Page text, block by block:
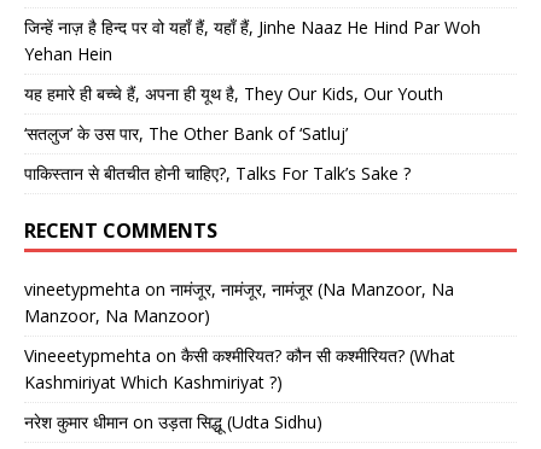
जिन्हें नाज़ है हिन्द पर वो यहाँ हैं, यहाँ हैं, Jinhe Naaz He Hind Par Woh
Yehan Hein
यह हमारे ही बच्चे हैं, अपना ही यूथ है, They Our Kids, Our Youth
‘सतलुज’ के उस पार, The Other Bank of ‘Satluj’
पाकिस्तान से बीतचीत होनी चाहिए?, Talks For Talk’s Sake ?
RECENT COMMENTS
vineetypmehta on नामंजूर, नामंजूर, नामंजूर (Na Manzoor, Na
Manzoor, Na Manzoor)
Vineeetypmehta on कैसी कश्मीरियत? कौन सी कश्मीरियत? (What
Kashmiriyat Which Kashmiriyat ?)
नरेश कुमार धीमान on उड़ता सिद्धू (Udta Sidhu)